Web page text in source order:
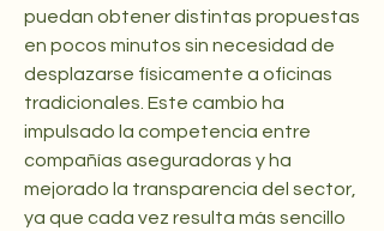
puedan obtener distintas propuestas
en pocos minutos sin necesidad de
desplazarse físicamente a oficinas
tradicionales. Este cambio ha
impulsado la competencia entre
compañías aseguradoras y ha
mejorado la transparencia del sector,
ya que cada vez resulta más sencillo